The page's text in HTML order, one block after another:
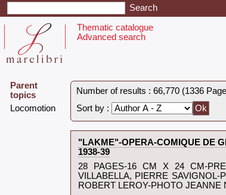
Thematic catalogue
Advanced search
Parent
topics
‎Locomotion‎
Number of results : 66,770 (1336
Sort by :
‎"LAKME"-OPERA-COMIQUE DE
1938-39‎
‎28 PAGES-16 CM X 24 CM-
VILLABELLA, PIERRE
ROBERT LEROY-PHOTO